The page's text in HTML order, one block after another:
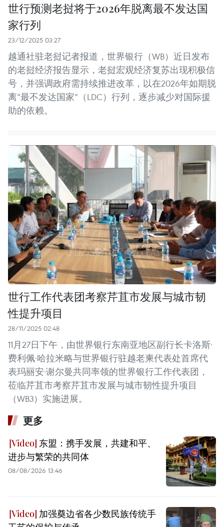
世行预测老挝将于2026年脱离最不发达国
家行列
23/12/2025 03:27
越通社驻老挝记者报道，世界银行（WB）近日发布
的老挝经济报告显示，老挝宏观经济复苏出现积极信
号，并强调政府需持续推进改革，以在2026年如期脱
离“最不发达国家”（LDC）行列，逐步减少对国际援
助的依赖。
世行工作代表团考察芹苴市发展与城市韧
性提升项目
28/11/2025 02:48
11月27日下午，由世界银行东南亚地区副行长卡洛斯·
费利佩·哈拉米略与世界银行驻越老柬代表处首席代
表玛丽安·谢尔曼共同率领的世界银行工作代表团，
莅临芹苴市考察芹苴市发展与城市韧性提升项目
（WB3）实施进展。
更多
东盟：携手发展，共建和平、
进步与繁荣的共同体
08/08/2026 13:46
加强奠边省各少数民族传统手